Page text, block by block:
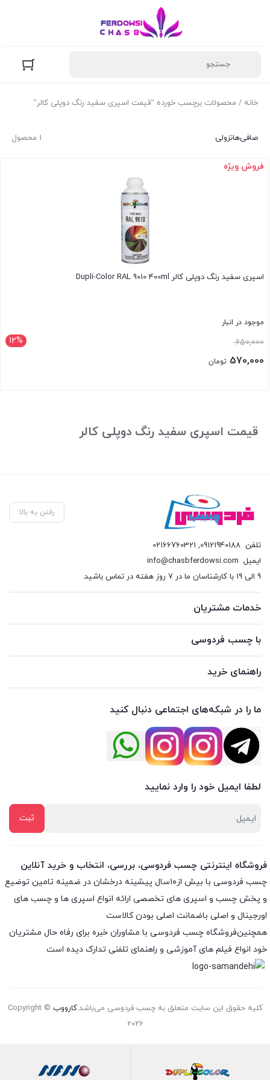
خانه / محصولات برچسب خورده “قیمت اسپری سفید رنگ دوپلی کالر”
1 محصول صافی‌هانزولی
فروش ویژه
اسپری سفید رنگ دوپلی کالر Dupli-Color RAL 9010 400ml
موجود در انبار
12% 650,000قیمت
اصلی:570,000 تومان
قیمت اسپری سفید رنگ دوپلی کالر
رفتن به بالا
تلفن 09121940188
,
02166760321
ایمیل info@chasbferdowsi.com
9 الی 19 با کارشناسان ما در 7 روز هفته در تماس باشید.
خدمات مشتریان
با چسب فردوسی
راهنمای خرید
ما را در شبکه‌های اجتماعی دنبال کنید
لطفا ایمیل خود را وارد نمایید
فروشگاه اینترنتی چسب فردوسی، بررسی، انتخاب و خرید آنلاین
چسب فردوسی با بیش از۱۰سال پیشینه درخشان در ضمینه تامین توضیع
و پخش چسب و اسپری های تخصصی ارائه انواع اسپری ها و چسب های
اورجینال و اصلی باضمانت اصلی بودن کالاست
همچنین‌فروشگاه چسب فردوسی با مشاوران خبره برای رفاه حال مشتریان
خود انواع فیلم های آموزشی و راهنمای تلفنی تدارک دیده است
کلیه حقوق این سایت متعلق به چسب فردوسی می‌باشد.کارووب Copyright ©
2026